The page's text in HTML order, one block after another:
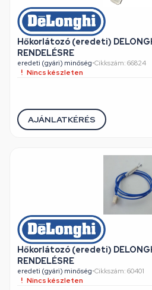
Hőkorlátozó (eredeti)
RENDELÉSRE
eredeti (gyári) minőség•Cikkszám: 66824
Nincs készleten
AJÁNLATKÉRÉS
Hőkorlátozó (eredeti)
RENDELÉSRE
eredeti (gyári) minőség•Cikkszám: 60401
Nincs készleten